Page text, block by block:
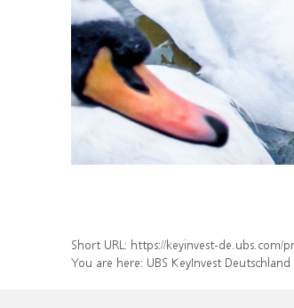
Short URL: https://keyinvest-de.ubs.com/
You are here: UBS KeyInvest Deutschland